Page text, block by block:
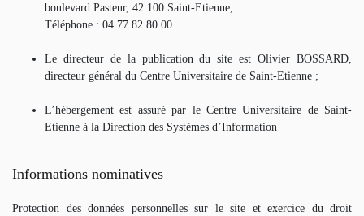
boulevard Pasteur, 42 100 Saint-Etienne,
Téléphone : 04 77 82 80 00
Le directeur de la publication du site est Olivier BOSSARD,
directeur général du Centre Universitaire de Saint-Etienne ;
L’hébergement est assuré par le Centre Universitaire de Saint-
Etienne à la Direction des Systèmes d’Information
Informations nominatives
Protection des données personnelles sur le site et exercice du droit